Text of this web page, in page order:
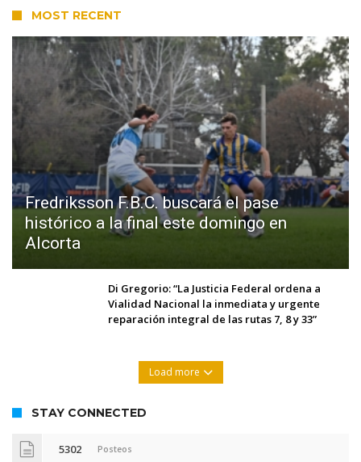
MOST RECENT
Fredriksson F.B.C. buscará el pase
histórico a la final este domingo en
Alcorta
Di Gregorio: “La Justicia Federal ordena a
Vialidad Nacional la inmediata y urgente
reparación integral de las rutas 7, 8 y 33”
Load more
STAY CONNECTED
5302 Posteos